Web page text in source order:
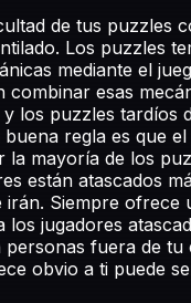
de tus puzzles
Los puzzles
mediante el
combinar esas
los puzzles tardíos
regla es que
la mayoría de los
están atascados
irán. Siempre ofrece
los jugadores
personas fuera de tu
obvio a ti puede